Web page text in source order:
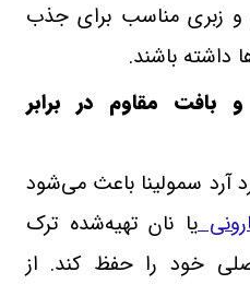
و زبری مناسب برای جذب
باشند.
بافت مقاوم در برابر
آرد سمولینا باعث می‌شود
یا نان تهیه‌شده ترک
خود را حفظ کند. از